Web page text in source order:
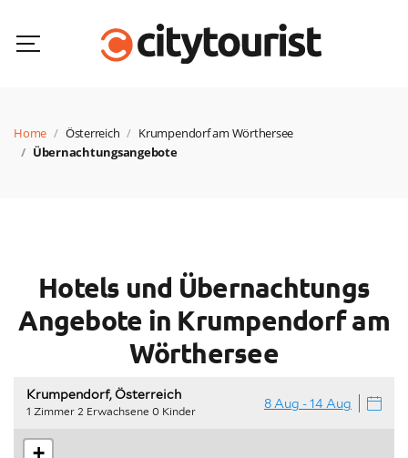
Home Österreich
Krumpendorf am Wörthersee
Übernachtungsangebote
Hotels und Übernachtungs
Angebote in Krumpendorf am
Wörthersee